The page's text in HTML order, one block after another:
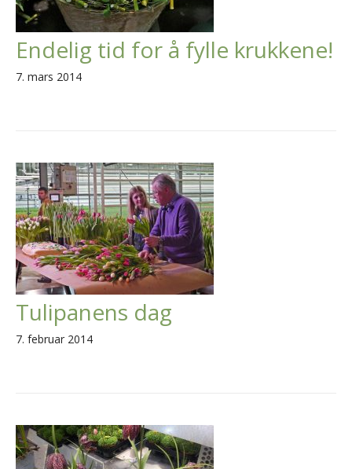
Endelig tid for å fylle krukkene!
7. mars 2014
Tulipanens dag
7. februar 2014